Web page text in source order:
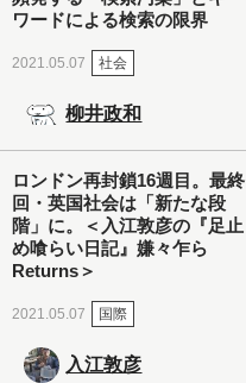
ワードによる検索の限界
2021.05.07 社会
柳井政和
ロンドン再封鎖16週目。最終
回・英国社会は「新たな段
階」に。＜入江敦彦の『足止
め喰らい日記』嫌々乍ら
Returns＞
2021.05.07 国際
入江敦彦